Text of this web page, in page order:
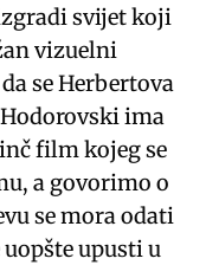
svijet koji
vizuelni
se Herbertova
ima
film kojeg se
a govorimo o
se mora odati
upusti u